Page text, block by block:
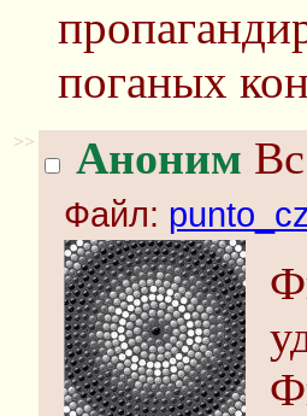
поганых
>> Аноним
Файл: